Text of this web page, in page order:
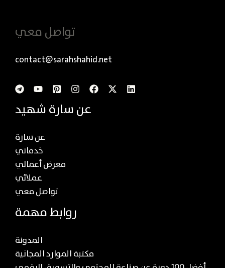
تواصل معي
contact@sarahshahid.net
عن سارة شهيد
عن سارة
خدماتي
معرض أعمالي
عملائي
تواصل معي
روابط مهمة
المدونة
مكتبة الموارد المجانية